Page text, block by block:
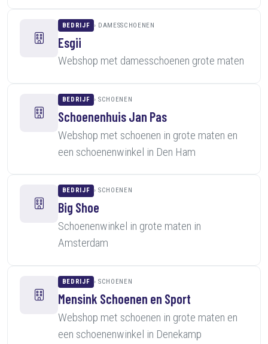
BEDRIJF DAMESSCHOENEN
Esgii
Webshop met damesschoenen grote maten
BEDRIJF SCHOENEN
Schoenenhuis Jan Pas
Webshop met schoenen in grote maten en
een schoenenwinkel in Den Ham
BEDRIJF SCHOENEN
Big Shoe
Schoenenwinkel in grote maten in
Amsterdam
BEDRIJF SCHOENEN
Mensink Schoenen en Sport
Webshop met schoenen in grote maten en
een schoenenwinkel in Denekamp